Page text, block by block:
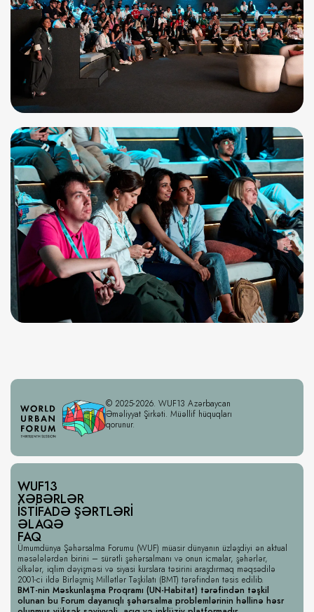
© 2025-2026. WUF13 Azərbaycan
Əməliyyat Şirkəti. Müəllif hüquqları
qorunur.
WUF13
XƏBƏRLƏR
İSTIFADƏ ŞƏRTLƏRI
ƏLAQƏ
FAQ
Ümumdünya Şəhərsalma Forumu (WUF) müasir dünyanın üzləşdiyi ən aktual
məsələlərdən birini – sürətli şəhərsalmanı və onun icmalar, şəhərlər,
ölkələr, iqlim dəyişməsi və siyasi kurslara təsirini araşdırmaq məqsədilə
2001-ci ildə Birləşmiş Millətlər Təşkilatı (BMT) tərəfindən təsis edilib.
BMT-nin Məskunlaşma Proqramı (UN-Habitat) tərəfindən təşkil
olunan bu Forum dayanıqlı şəhərsalma problemlərinin həllinə həsr